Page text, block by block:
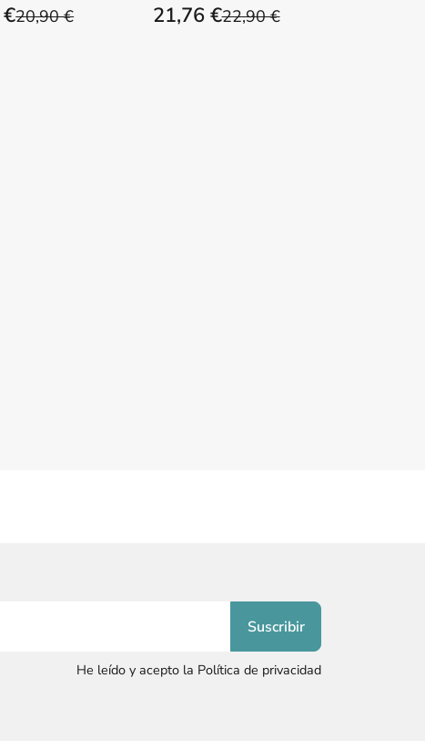
20,90 € 22,90 €
21,76 €
He leído y acepto la Política de privacidad